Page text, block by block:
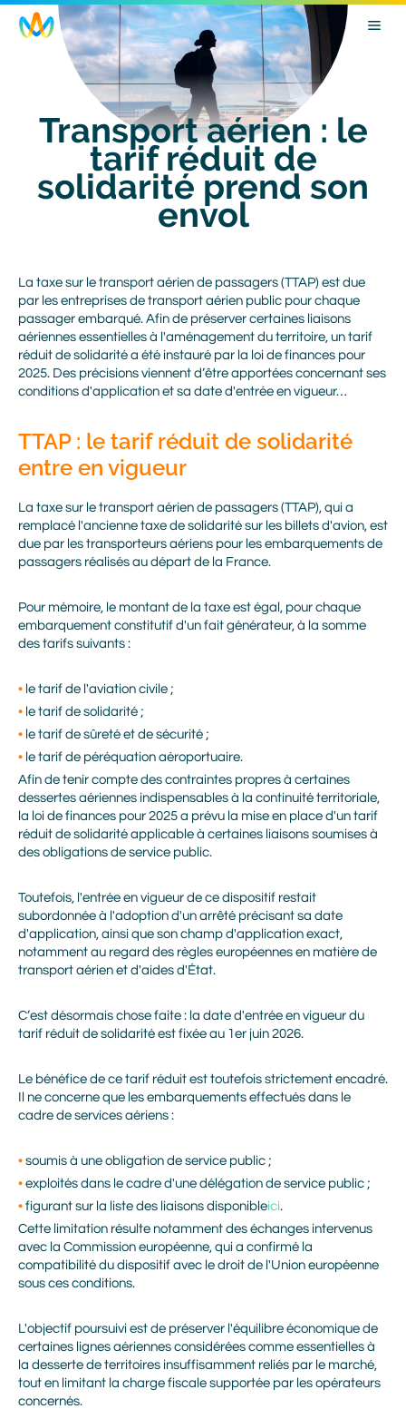
Skip
Image
Transport aérien : le
tarif réduit de
solidarité prend son
envol
Body
La taxe sur le transport aérien de passagers (TTAP) est due
par les entreprises de transport aérien public pour chaque
passager embarqué. Afin de préserver certaines liaisons
aériennes essentielles à l'aménagement du territoire, un tarif
réduit de solidarité a été instauré par la loi de finances pour
2025. Des précisions viennent d’être apportées concernant ses
conditions d'application et sa date d'entrée en vigueur…
TTAP : le tarif réduit de solidarité
entre en vigueur
La taxe sur le transport aérien de passagers (TTAP), qui a
remplacé l'ancienne taxe de solidarité sur les billets d'avion, est
due par les transporteurs aériens pour les embarquements de
passagers réalisés au départ de la France.
Pour mémoire, le montant de la taxe est égal, pour chaque
embarquement constitutif d'un fait générateur, à la somme
des tarifs suivants :
le tarif de l'aviation civile ;
le tarif de solidarité ;
le tarif de sûreté et de sécurité ;
le tarif de péréquation aéroportuaire.
Afin de tenir compte des contraintes propres à certaines
dessertes aériennes indispensables à la continuité territoriale,
la loi de finances pour 2025 a prévu la mise en place d'un tarif
réduit de solidarité applicable à certaines liaisons soumises à
des obligations de service public.
Toutefois, l'entrée en vigueur de ce dispositif restait
subordonnée à l'adoption d'un arrêté précisant sa date
d'application, ainsi que son champ d'application exact,
notamment au regard des règles européennes en matière de
transport aérien et d'aides d'État.
C’est désormais chose faite : la date d'entrée en vigueur du
tarif réduit de solidarité est fixée au 1er juin 2026.
Le bénéfice de ce tarif réduit est toutefois strictement encadré.
Il ne concerne que les embarquements effectués dans le
cadre de services aériens :
soumis à une obligation de service public ;
exploités dans le cadre d'une délégation de service public ;
figurant sur la liste des liaisons disponibleici.
Cette limitation résulte notamment des échanges intervenus
avec la Commission européenne, qui a confirmé la
compatibilité du dispositif avec le droit de l'Union européenne
sous ces conditions.
L'objectif poursuivi est de préserver l'équilibre économique de
certaines lignes aériennes considérées comme essentielles à
la desserte de territoires insuffisamment reliés par le marché,
tout en limitant la charge fiscale supportée par les opérateurs
concernés.
Prénom
Nom
Adresse mail